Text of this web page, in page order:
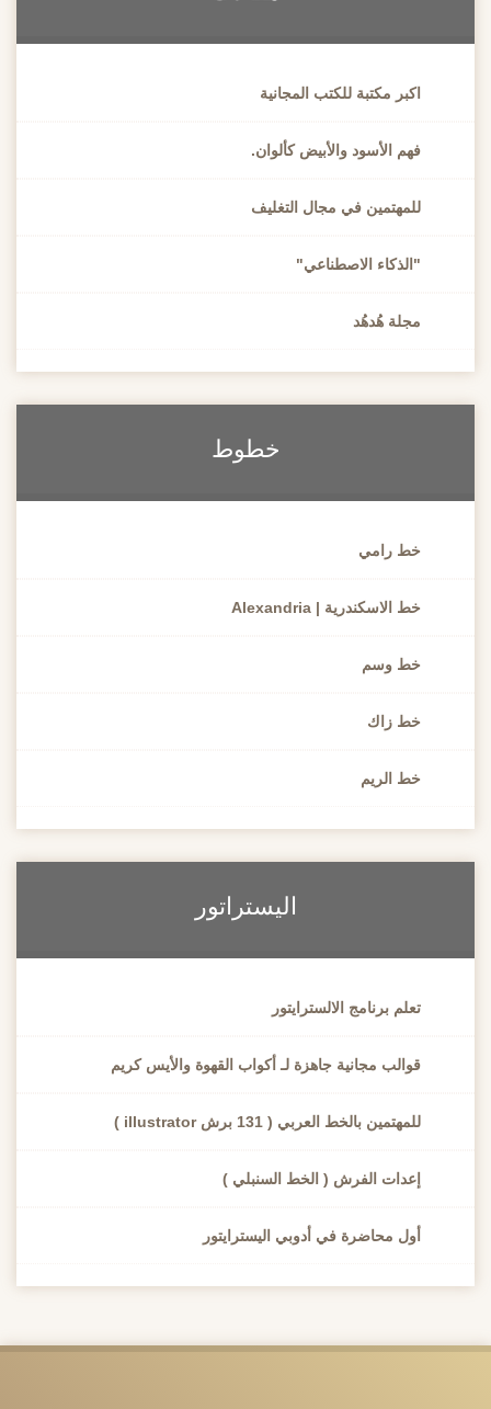
اكبر مكتبة للكتب المجانية
فهم الأسود والأبيض كألوان.
للمهتمين في مجال التغليف
"الذكاء الاصطناعي"
مجلة هُدهُد
خطوط
خط رامي
خط الاسكندرية | Alexandria
خط وسم
خط زاك
خط الريم
اليستراتور
تعلم برنامج الالسترايتور
قوالب مجانية جاهزة لـ أكواب القهوة والأيس كريم
للمهتمين بالخط العربي ( 131 برش illustrator )
إعدات الفرش ( الخط السنبلي )
أول محاضرة في أدوبي اليسترايتور